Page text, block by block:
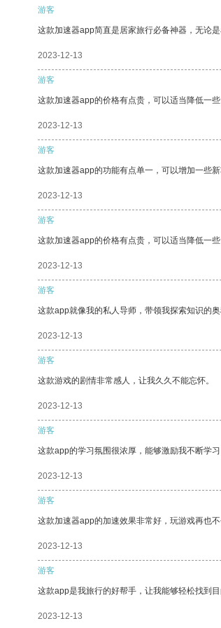
游客
这款加速器app简直是居家旅行必备神器，无论
2023-12-13
游客
这款加速器app的价格有点贵，可以适当降低一
2023-12-13
游客
这款加速器app的功能有点单一，可以增加一些
2023-12-13
游客
这款加速器app的价格有点贵，可以适当降低一些
2023-12-13
游客
这款app就像我的私人导师，带领我探索知识的奥
2023-12-13
游客
这款游戏的剧情非常感人，让我久久不能忘怀。
2023-12-13
游客
这款app的学习氛围很浓厚，能够激励我不断学习
2023-12-13
游客
这款加速器app的加速效果非常好，玩游戏再也
2023-12-13
游客
这款app是我旅行的好帮手，让我能够轻松找到目
2023-12-13